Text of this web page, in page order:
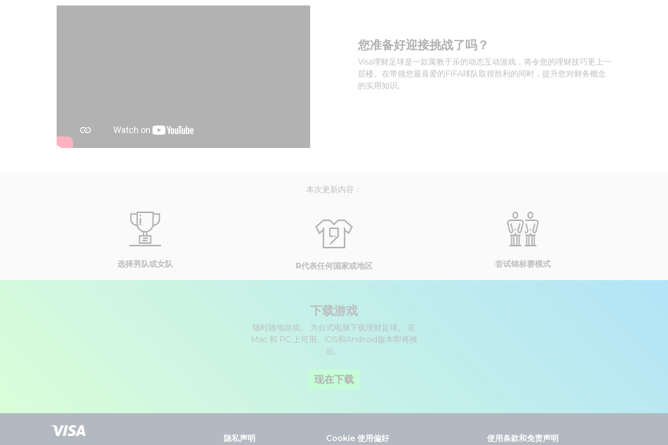
您准备好迎接挑战了吗？
Visa理财足球是一款寓教于乐的动态互动游戏，将令您的理财技巧更上一
层楼。在带领您最喜爱的FIFA球队取得胜利的同时，提升您对财务概念
的实用知识。
本次更新内容：
选择男队或女队 R代表任何国家或地区 尝试锦标赛模式
下载游戏
随时随地游戏。 为台式电脑下载理财足球。 在
Mac 和 PC 上可用。iOS和Android版本即将推
出。
现在下载
隐私声明 Cookie 使用偏好 使用条款和免责声明